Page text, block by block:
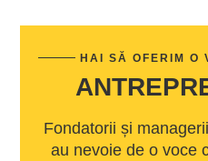
HAI SĂ OFERIM O
Fondatorii și
au nevoie de o voce